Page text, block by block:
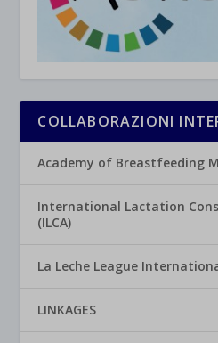
COLLABORAZIONI
Academy of Breastfeeding
International Lactation
(ILCA)
La Leche League
LINKAGES